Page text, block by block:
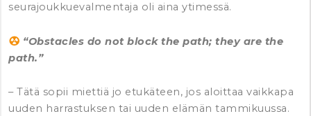
seurajoukkuevalmentaja oli aina ytimessä.
“Obstacles do not block the path; they are the
path.”
– Tätä sopii miettiä jo etukäteen, jos aloittaa vaikkapa
uuden harrastuksen tai uuden elämän tammikuussa.